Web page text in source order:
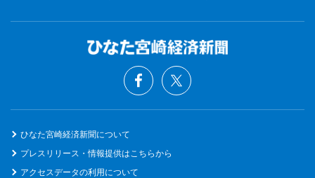
ひなた宮崎経済新聞について
プレスリリース・情報提供はこちらから
アクセスデータの利用について